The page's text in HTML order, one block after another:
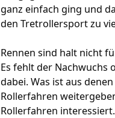
ganz einfach ging und
den Tretrollersport zu
Rennen sind halt nicht
Es fehlt der Nachwuchs
dabei. Was ist aus
Rollerfahren
Rollerfahren